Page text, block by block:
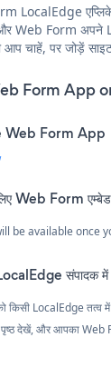
LocalEdge
Web Form अपने
आप चाहें, पर जोड़ें
Form App
Web Form App
Web Form एम्बेड
be available once
संपादक में
किसी LocalEdge तत्व में
देखें, और आपका Web